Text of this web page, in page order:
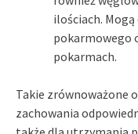
ilościach.
pokarmowego
pokarmach.
Takie zrównoważone
zachowania